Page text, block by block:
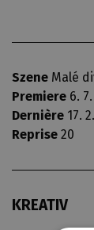
Szene Malé
Premiere 6.
Dernière 17.
Reprise 20
KREATIV